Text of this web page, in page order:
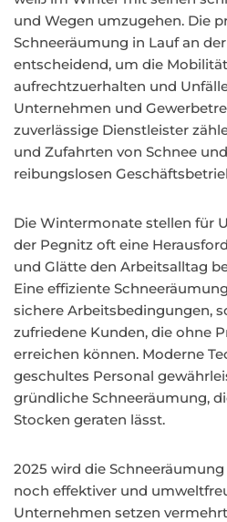
und Wegen umzugehen. Die
Schneeräumung in Lauf an
entscheidend, um die
aufrechtzuerhalten und
Unternehmen und
zuverlässige Dienstleister
und Zufahrten von Schnee
reibungslosen
Die Wintermonate stellen für
der Pegnitz oft eine
und Glätte den Arbeitsalltag
Eine effiziente
sichere Arbeitsbedingungen,
zufriedene Kunden, die ohne
erreichen können. Moderne
geschultes Personal
gründliche Schneeräumung,
Stocken geraten lässt.
2025 wird die
noch effektiver und
Unternehmen setzen